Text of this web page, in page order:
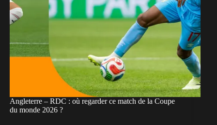
Angleterre – RDC : où regarder ce match de la Coupe
du monde 2026 ?